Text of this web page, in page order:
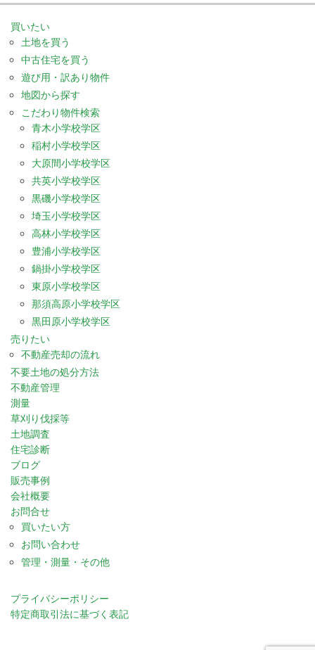
買いたい
土地を買う
中古住宅を買う
遊び用・訳あり物件
地図から探す
こだわり物件検索
青木小学校学区
稲村小学校学区
大原間小学校学区
共英小学校学区
黒磯小学校学区
埼玉小学校学区
高林小学校学区
豊浦小学校学区
鍋掛小学校学区
東原小学校学区
那須高原小学校学区
黒田原小学校学区
売りたい
不動産売却の流れ
不要土地の処分方法
不動産管理
測量
草刈り伐採等
土地調査
住宅診断
ブログ
販売事例
会社概要
お問合せ
買いたい方
お問い合わせ
管理・測量・その他
プライバシーポリシー
特定商取引法に基づく表記